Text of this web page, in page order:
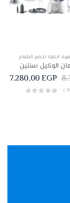
,اجهزة تحضير الطعام
7.280,00EGP
(